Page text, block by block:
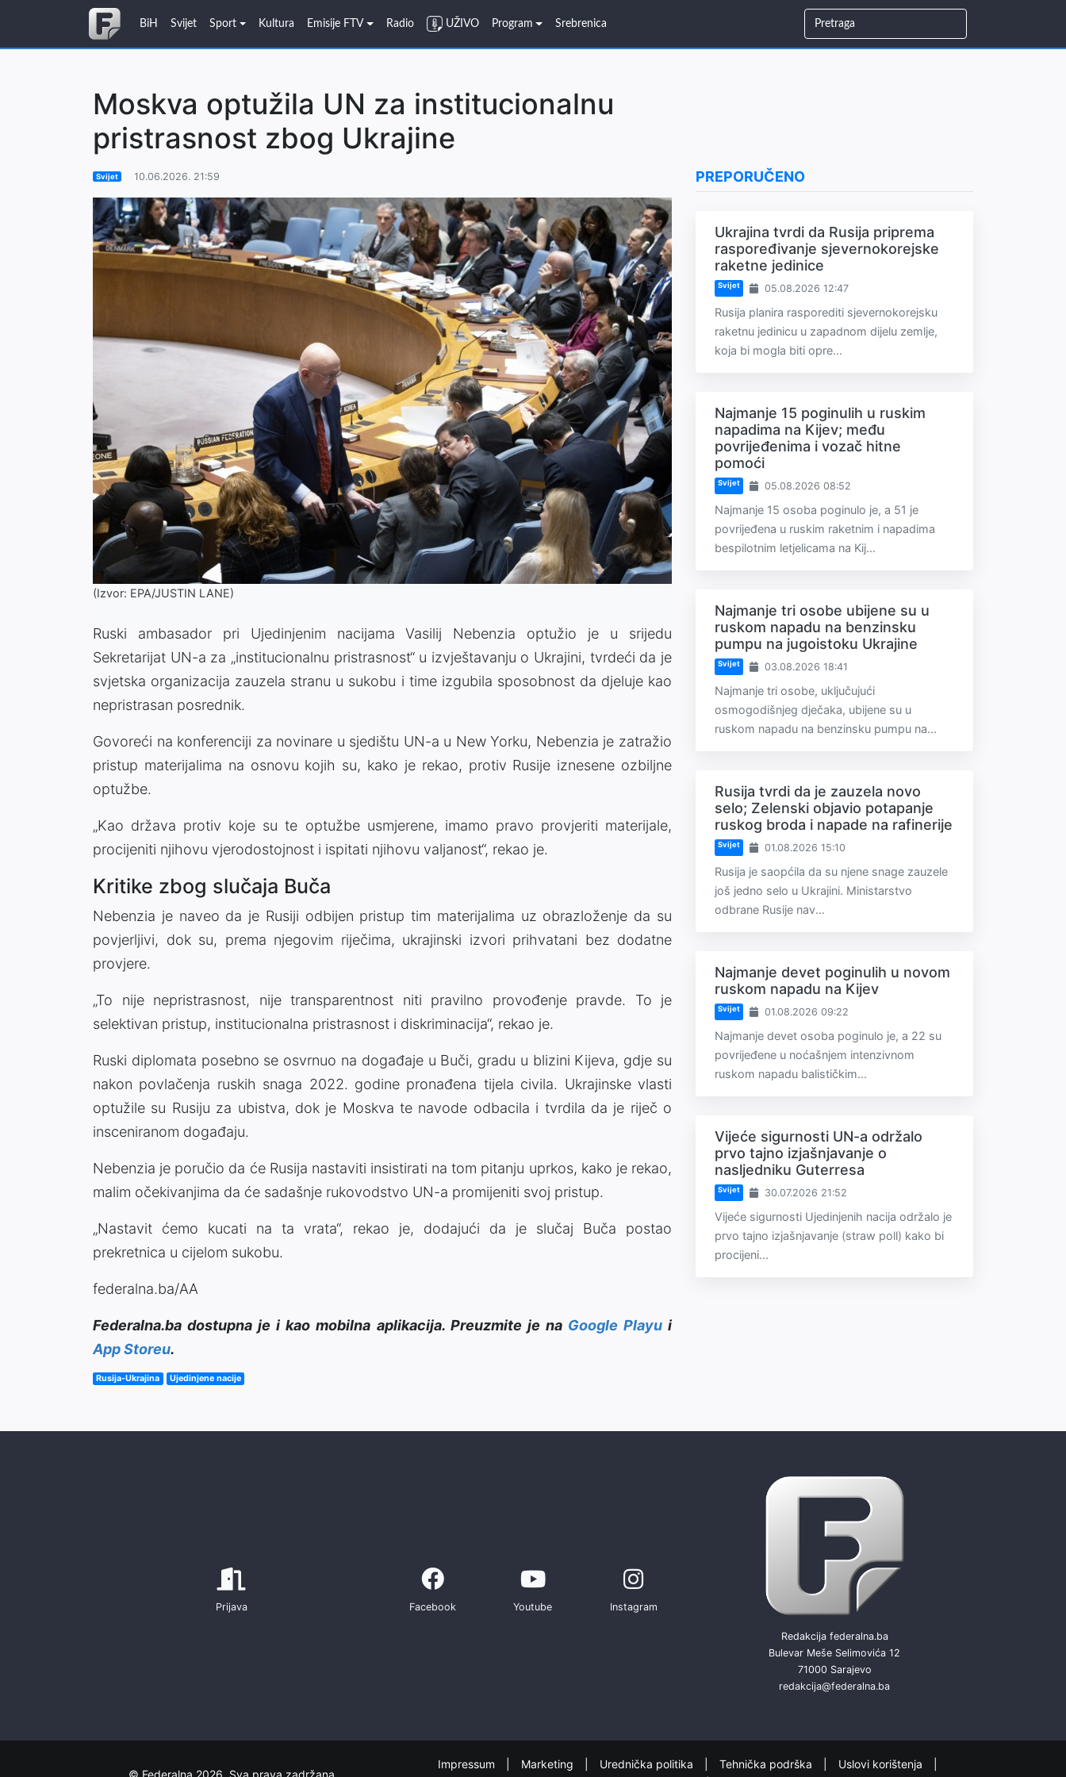
BiH Svijet Sport Kultura Emisije FTV Radio UŽIVO Program Srebrenica
Moskva optužila UN za institucionalnu
pristrasnost zbog Ukrajine
Svijet 10.06.2026. 21:59
(Izvor: EPA/JUSTIN LANE)
Ruski ambasador pri Ujedinjenim nacijama Vasilij Nebenzia optužio je u srijedu
Sekretarijat UN-a za „institucionalnu pristrasnost“ u izvještavanju o Ukrajini, tvrdeći da je
svjetska organizacija zauzela stranu u sukobu i time izgubila sposobnost da djeluje kao
nepristrasan posrednik.
Govoreći na konferenciji za novinare u sjedištu UN-a u New Yorku, Nebenzia je zatražio
pristup materijalima na osnovu kojih su, kako je rekao, protiv Rusije iznesene ozbiljne
optužbe.
„Kao država protiv koje su te optužbe usmjerene, imamo pravo provjeriti materijale,
procijeniti njihovu vjerodostojnost i ispitati njihovu valjanost“, rekao je.
Kritike zbog slučaja Buča
Nebenzia je naveo da je Rusiji odbijen pristup tim materijalima uz obrazloženje da su
povjerljivi, dok su, prema njegovim riječima, ukrajinski izvori prihvatani bez dodatne
provjere.
„To nije nepristrasnost, nije transparentnost niti pravilno provođenje pravde. To je
selektivan pristup, institucionalna pristrasnost i diskriminacija“, rekao je.
Ruski diplomata posebno se osvrnuo na događaje u Buči, gradu u blizini Kijeva, gdje su
nakon povlačenja ruskih snaga 2022. godine pronađena tijela civila. Ukrajinske vlasti
optužile su Rusiju za ubistva, dok je Moskva te navode odbacila i tvrdila da je riječ o
insceniranom događaju.
Nebenzia je poručio da će Rusija nastaviti insistirati na tom pitanju uprkos, kako je rekao,
malim očekivanjima da će sadašnje rukovodstvo UN-a promijeniti svoj pristup.
„Nastavit ćemo kucati na ta vrata“, rekao je, dodajući da je slučaj Buča postao
prekretnica u cijelom sukobu.
federalna.ba/AA
Federalna.ba dostupna je i kao mobilna aplikacija. Preuzmite je na Google Playui
App Storeu.
Rusija-Ukrajina Ujedinjene nacije
PREPORUČENO
Ukrajina tvrdi da Rusija priprema
raspoređivanje sjevernokorejske
raketne jedinice
Svijet 05.08.2026 12:47
Rusija planira rasporediti sjevernokorejsku
raketnu jedinicu u zapadnom dijelu zemlje,
koja bi mogla biti opre...
Najmanje 15 poginulih u ruskim
napadima na Kijev; među
povrijeđenima i vozač hitne
pomoći
Svijet 05.08.2026 08:52
Najmanje 15 osoba poginulo je, a 51 je
povrijeđena u ruskim raketnim i napadima
bespilotnim letjelicama na Kij...
Najmanje tri osobe ubijene su u
ruskom napadu na benzinsku
pumpu na jugoistoku Ukrajine
Svijet 03.08.2026 18:41
Najmanje tri osobe, uključujući
osmogodišnjeg dječaka, ubijene su u
ruskom napadu na benzinsku pumpu na...
Rusija tvrdi da je zauzela novo
selo; Zelenski objavio potapanje
ruskog broda i napade na rafinerije
Svijet 01.08.2026 15:10
Rusija je saopćila da su njene snage zauzele
još jedno selo u Ukrajini. Ministarstvo
odbrane Rusije nav...
Najmanje devet poginulih u novom
ruskom napadu na Kijev
Svijet 01.08.2026 09:22
Najmanje devet osoba poginulo je, a 22 su
povrijeđene u noćašnjem intenzivnom
ruskom napadu balističkim...
Vijeće sigurnosti UN-a održalo
prvo tajno izjašnjavanje o
nasljedniku Guterresa
Svijet 30.07.2026 21:52
Vijeće sigurnosti Ujedinjenih nacija održalo je
prvo tajno izjašnjavanje (straw poll) kako bi
procijeni...
Prijava Facebook Youtube Instagram
Redakcija federalna.ba
Bulevar Meše Selimovića 12
71000 Sarajevo
redakcija@federalna.ba
© Federalna 2026. Sva prava zadržana
Impressum Marketing Urednička politika Tehnička podrška
Uslovi korištenja